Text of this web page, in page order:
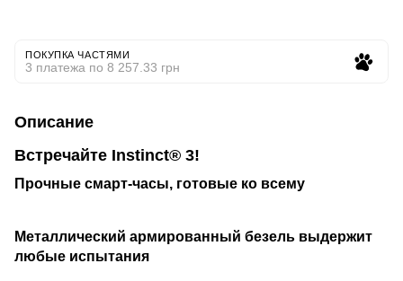
ПОКУПКА ЧАСТЯМИ
3 платежа по 8 257.33 грн
Описание
Встречайте Instinct® 3!
Прочные смарт-часы, готовые ко всему
Металлический армированный безель выдержит
любые испытания